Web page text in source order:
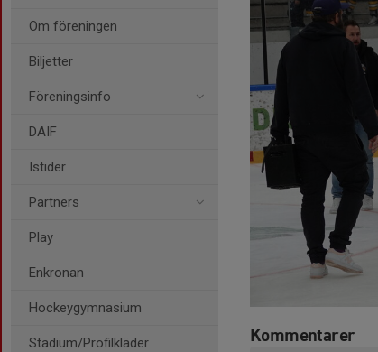
Om föreningen
Biljetter
Föreningsinfo
DAIF
Istider
Partners
Play
Enkronan
Hockeygymnasium
Stadium/Profilkläder Kommentarer